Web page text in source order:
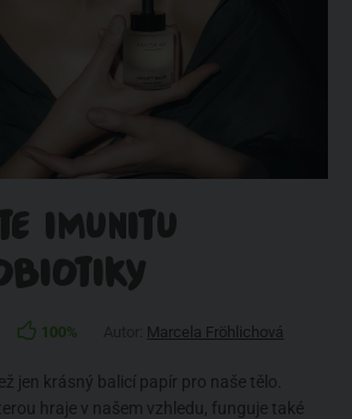
IMUNITU
100% Marcela Fröhlichová
jen krásný balicí papír pro naše tělo.
hraje v našem vzhledu, funguje také